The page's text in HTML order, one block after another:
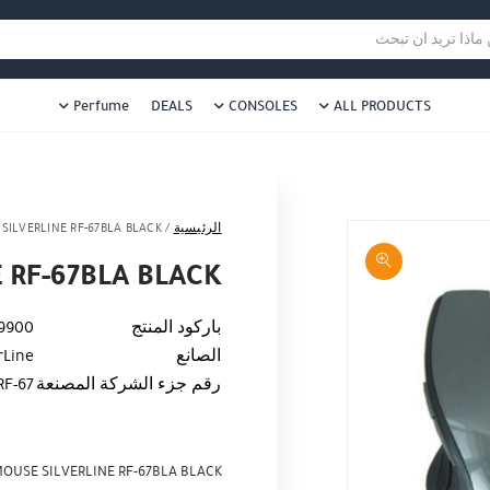
هل نزلت التطبيق ليصلك كل جديد ؟تريد ان تبحث
ALL PRODUCTS
CONSOLES
DEALS
Perfume
الرئيسية /
RF-67BLA BLACK
67BLA BLACK
باركود المنتج
الصانع
رقم جزء الشركة المصنعة67
SILVERLINE RF-67BLA BLACK